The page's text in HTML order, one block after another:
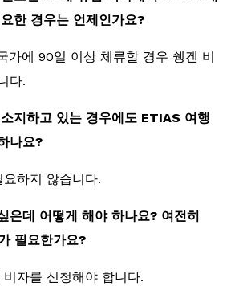
한 경우는 언제인가요?
가에 90일 이상 체류할 경우 쉥겐 비
다.
지하고 있는 경우에도 ETIAS 여행
나요?
하지 않습니다.
은데 어떻게 해야 하나요? 여전히
필요한가요?
자를 신청해야 합니다.